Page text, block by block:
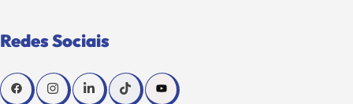
Redes Sociais